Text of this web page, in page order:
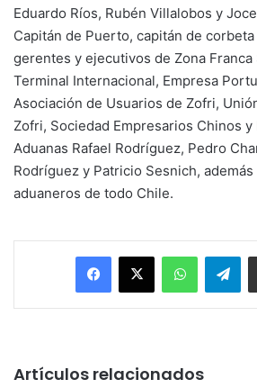
Eduardo Ríos, Rubén Villalobos y
Capitán de Puerto, capitán de
gerentes y ejecutivos de Zona Franca
Terminal Internacional, Empresa
Asociación de Usuarios de Zofri,
Zofri, Sociedad Empresarios Chinos
Aduanas Rafael Rodríguez, Pedro
Rodríguez y Patricio Sesnich,
aduaneros de todo Chile.
Facebook
X WhatsApp
Artículos relacionados